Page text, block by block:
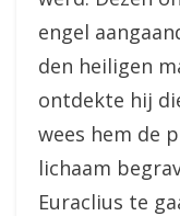
engel
den heiligen
ontdekte hij
wees hem de
lichaam
Euraclius te